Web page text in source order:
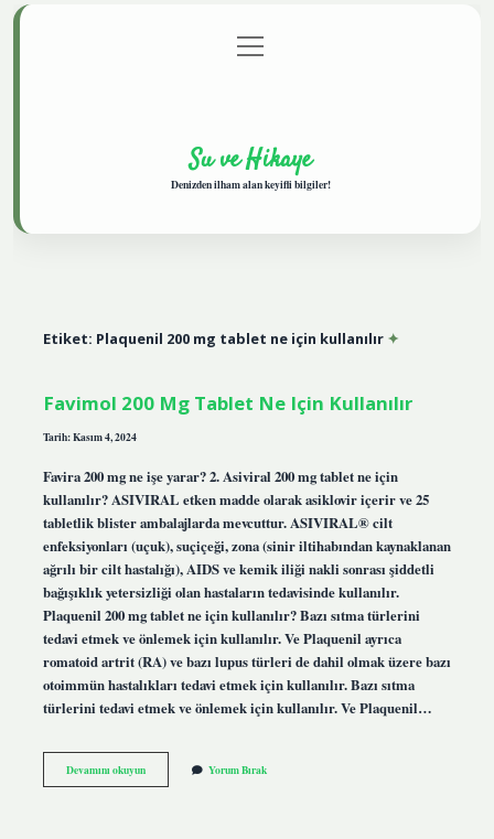
Gizlilik Politikası
menüyü
aç
Su ve Hikaye
Denizden ilham alan keyifli bilgiler!
Etiket: Plaquenil 200 mg tablet ne için kullanılır
Favimol 200 Mg Tablet Ne Için Kullanılır
Tarih: Kasım 4, 2024
Favira 200 mg ne işe yarar? 2. Asiviral 200 mg tablet ne için
kullanılır? ASIVIRAL etken madde olarak asiklovir içerir ve 25
tabletlik blister ambalajlarda mevcuttur. ASIVIRAL® cilt
enfeksiyonları (uçuk), suçiçeği, zona (sinir iltihabından kaynaklanan
ağrılı bir cilt hastalığı), AIDS ve kemik iliği nakli sonrası şiddetli
bağışıklık yetersizliği olan hastaların tedavisinde kullanılır.
Plaquenil 200 mg tablet ne için kullanılır? Bazı sıtma türlerini
tedavi etmek ve önlemek için kullanılır. Ve Plaquenil ayrıca
romatoid artrit (RA) ve bazı lupus türleri de dahil olmak üzere bazı
otoimmün hastalıkları tedavi etmek için kullanılır. Bazı sıtma
türlerini tedavi etmek ve önlemek için kullanılır. Ve Plaquenil…
Devamını okuyunFavimol
200
Yorum Bırak